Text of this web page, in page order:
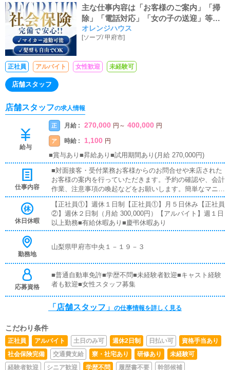
主な仕事内容は「お客様のご案内」「掃
除」「電話対応」「女の子の送迎」等で
す。
オレンジハウス
[ソープ/甲府市]
正社員 アルバイト 女性歓迎 未経験可
店舗スタッフ
店舗スタッフの求人情報
給与
正 月給 : 270,000 円 ～ 400,000 円
ア 時給 : 1,100 円
■賞与あり■昇給あり■試用期間あり(月給 270,000円)
仕事内容
■対面接客・受付業務お客様からのお問合せや来店された
お客様の案内を行っていただきます。予約の確認や、会計
作業、注意事項の喚起などをお願いします。簡単なマニュ
アルや、先輩スタッフに付いて業務内容を見ながら徐々に
覚えていただきますので、未経験の方でも安心して働けま
す。■企画の立案店舗イベントや店舗運営など様々な企画
を提案していただきます。【新規のお客様の増加】【お客
など、売上UPに繋がる施策の提案を行っていただきま
の方が稼げるようにインターネットを使ったPR（写メ日
記）などの使い方などのアドバイスを行っていただきま
す。■PC更新業務ヘブンネットなど、ポータルサイト等の
店舗情報更新作業を行っていただきます。キャストの出勤
情報やイベント、求人ブログの作成となります。基本的に
はボタンを押すだけや、ブログの更新時に簡単に文字が入
お過ごしいただくため、店内の清掃や備品の管理・補充を
行っていただきます。
休日休暇
【正社員①】週休１日制【正社員①】月５日休み【正社員
②】週休２日制（月給 300,000円）【アルバイト】週１日
以上勤務■有給休暇あり■慶弔休暇あり
勤務地
山梨県甲府市中央１－１９－３
応募資格
■普通自動車免許■学歴不問■未経験者歓迎■キャスト経験
者も歓迎■女性スタッフ募集
「店舗スタッフ」 の仕事情報を詳しく見る
こだわり条件
正社員 アルバイト 土日のみ可 週休2日制 日払い可
資格手当あり
社会保険完備
交通費支給 寮・社宅あり 研修あり
未経験可
経験者歓迎
シニア歓迎 学歴不問 履歴書不要
幹部候補